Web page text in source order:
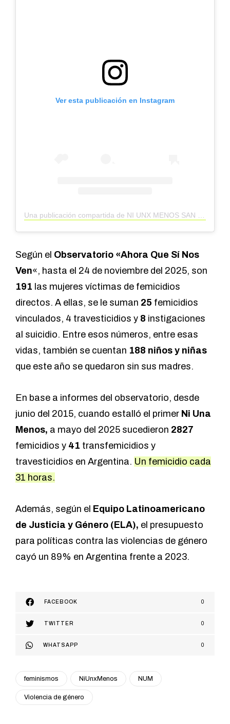
Ver esta publicación en Instagram
Según el Observatorio «Ahora Que Sí Nos
Ven«, hasta el 24 de noviembre del 2025, son
191 las mujeres víctimas de femicidios
directos. A ellas, se le suman 25 femicidios
vinculados, 4 travesticidios y 8 instigaciones
al suicidio. Entre esos números, entre esas
vidas, también se cuentan 188 niños y niñas
que este año se quedaron sin sus madres.
En base a informes del observatorio, desde
junio del 2015, cuando estalló el primer Ni Una
Menos, a mayo del 2025 sucedieron 2827
femicidios y 41 transfemicidios y
travesticidios en Argentina. Un femicidio cada
31 horas.
Además, según el Equipo Latinoamericano
de Justicia y Género (ELA), el presupuesto
para políticas contra las violencias de género
cayó un 89% en Argentina frente a 2023.
FACEBOOK 0
TWITTER 0
WHATSAPP 0
feminismos NiUnxMenos NUM
Violencia de género